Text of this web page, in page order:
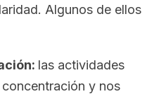
Algunos de ellos
las actividades
y nos